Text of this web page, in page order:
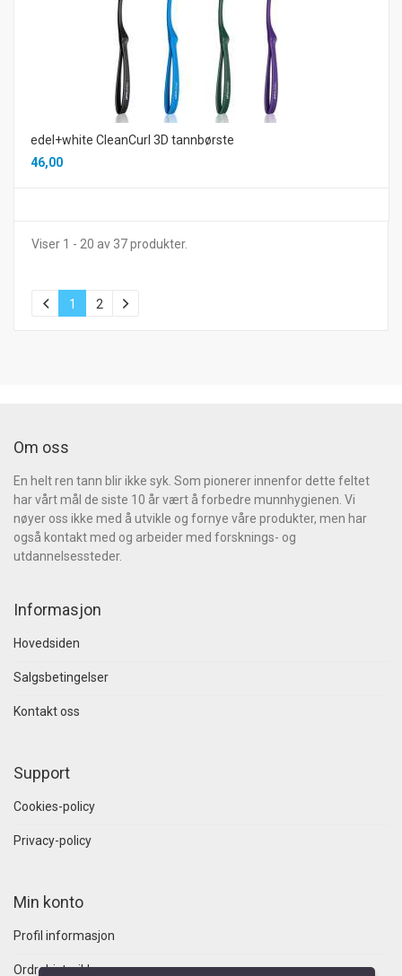
edel+white CleanCurl 3D tannbørste
46,00
Viser 1 - 20 av 37produkter.
1 2
Om oss
En helt ren tann blir ikke syk. Som pionerer innenfor dette feltet
har vårt mål de siste 10 år vært å forbedre munnhygienen. Vi
nøyer oss ikke med å utvikle og fornye våre produkter, men har
også kontakt med og arbeider med forsknings- og
utdannelsessteder.
Informasjon
Hovedsiden
Salgsbetingelser
Kontakt oss
Support
Cookies-policy
Privacy-policy
Min konto
Profil informasjon
Ordrehistorikk